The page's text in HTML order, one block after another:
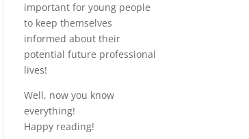
important for young people
to keep themselves
informed about their
potential future professional
lives!
Well, now you know
everything!
Happy reading!